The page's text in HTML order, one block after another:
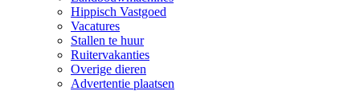
Hippisch Vastgoed
Vacatures
Stallen te huur
Ruitervakanties
Overige dieren
Advertentie plaatsen